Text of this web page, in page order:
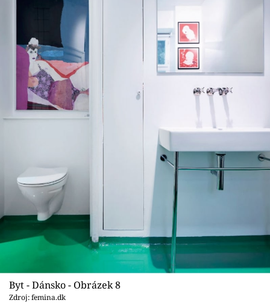
Byt - Dánsko - Obrázek 8
Zdroj: femina.dk